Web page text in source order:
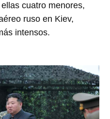
cuatro menores,
ruso en Kiev,
intensos.